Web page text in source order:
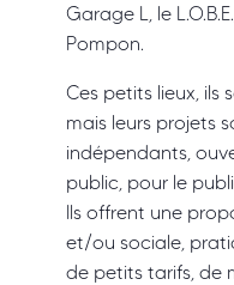
Garage L, le
Pompon.
Ces petits lieux, ils
mais leurs projets
indépendants,
public, pour le
Ils offrent une
et/ou sociale,
de petits tarifs, de